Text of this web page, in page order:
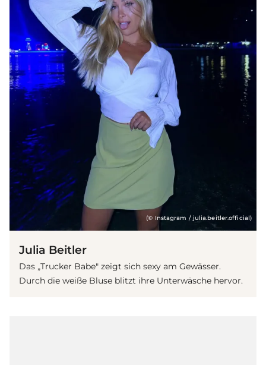
(© Instagram / julia.beitler.official)
Julia Beitler
Das „Trucker Babe" zeigt sich sexy am Gewässer.
Durch die weiße Bluse blitzt ihre Unterwäsche hervor.